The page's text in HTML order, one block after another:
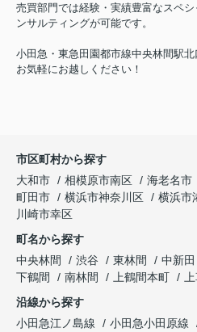
売買部門では経験・実績豊富なスペ
ンサルティングが可能です。
小田急・東急田園都市線中央林間駅北
お気軽にお越しください！
市区町村から探す
大和市
相模原市南区 海老名市
町田市
横浜市神奈川区 横浜市
川崎市幸区
町名から探す
中央林間
渋谷 東林間 中新田
下鶴間
南林間 上鶴間本町
沿線から探す
小田急江ノ島線
小田急小田原線